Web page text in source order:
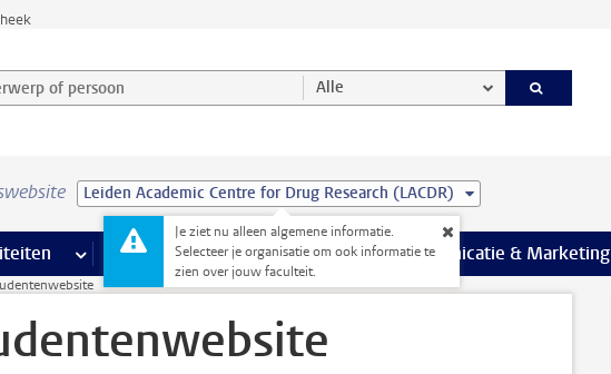
of persoon en selecteer categorie Alle
Leiden Academic Centre for Drug Research (LACDR)
Je ziet nu alleen algemene informatie.
Selecteer je organisatie om ook informatie te
zien over jouw faculteit.
meer Faciliteiten pagina’s
Onderwijs meer Onderwijs pagina’s
Onderzoek meer Onderzoek pagina’s
Communicatie & Marketing